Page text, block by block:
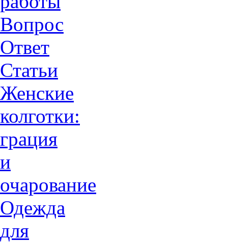
Вопрос
Ответ
Статьи
Женские
колготки:
грация
и
очарованиe
Одежда
для